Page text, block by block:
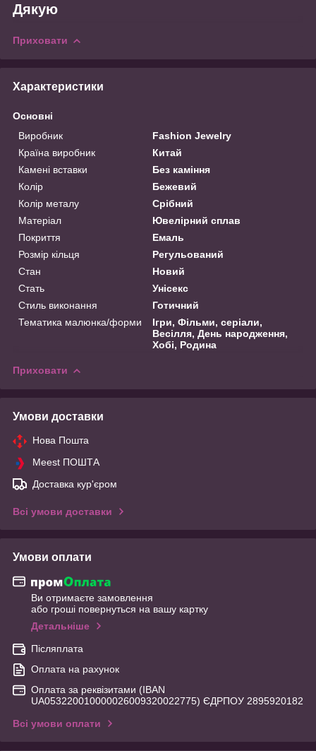
Дякую
Приховати
Характеристики
Основні
Виробник
Fashion Jewelry
Країна виробник
Китай
Камені вставки
Без каміння
Колір
Бежевий
Колір металу
Срібний
Матеріал
Ювелірний сплав
Покриття
Емаль
Розмір кільця
Регульований
Стан
Новий
Стать
Унісекс
Стиль виконання
Готичний
Тематика малюнка/форми
Ігри, Фільми, серіали,
Весілля, День народження,
Хобі, Родина
Приховати
Умови доставки
Нова Пошта
Meest ПОШТА
Доставка кур'єром
Всі умови доставки
Умови оплати
Ви отримаєте замовлення
або гроші повернуться на вашу картку
Детальніше
Післяплата
Оплата на рахунок
Оплата за реквізитами (IBAN
UA053220010000026009320022775) ЄДРПОУ 2895920182
Всі умови оплати